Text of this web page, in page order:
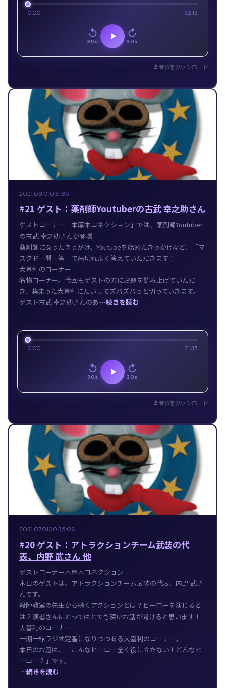
0:00 32:13
30s 30s
音声をダウンロード
2021.08.010:31:35
#21 ゲスト：薬剤師Youtuberの古武 幸之助さん
ゲストコーナー「本厚木コネクション」では、薬剤師Youtuber
の古武 幸之助さんが登場
薬剤師になったきっかけ、Youtubeを始めたきっかけなど、「マ
スクド一問一答」で歯切れよく答えていただきます！
大喜利のコーナー
名物コーナー。今回もゲストの方にお題を読み上げていただ
き、集まった大喜利にたいしてズバズバっと切っていきます。
ゲスト古武 幸之助さんのあ …続きを読む
0:00 31:35
30s 30s
音声をダウンロード
2021.07.0100:35:06
#20 ゲスト：アトラクションチーム武装の代
表、内野 武さん 他
ゲストコーナー本厚木コネクション
本日のゲストは、アトラクションチーム武装の代表、内野 武さ
んです。
殺陣教室の先生から聴くアクションとは？ヒーローを演じると
は？演者さんにとってはとても深いお話が聞けると思います！
大喜利のコーナー
一期一縁ラジオ定番になりつつある大喜利のコーナー。
本日のお題は、「こんなヒーロー全く役に立たない！どんなヒ
ーロー？」です。
…続きを読む